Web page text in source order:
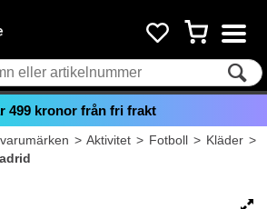
499 kronor från fri frakt
>Aktivitet>Fotboll>Kläder>